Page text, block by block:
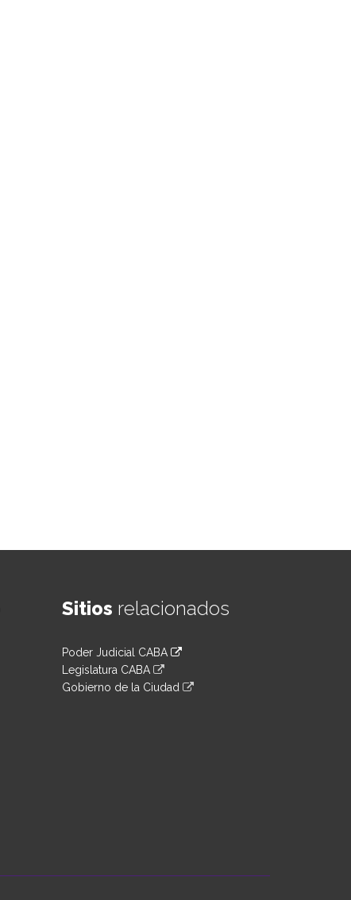
Sitios relacionados
Poder Judicial CABA
Legislatura CABA
Gobierno de la Ciudad